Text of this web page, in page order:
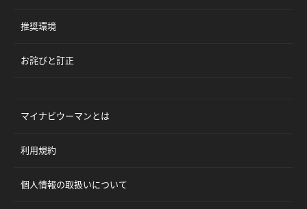
推奨環境
お詫びと訂正
マイナビウーマンとは
利用規約
個人情報の取扱いについて